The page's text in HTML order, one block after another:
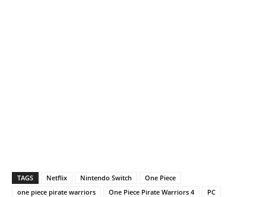
TAGS Netflix Nintendo Switch
One Piece
one piece pirate warriors
One Piece Pirate Warriors 4
PC